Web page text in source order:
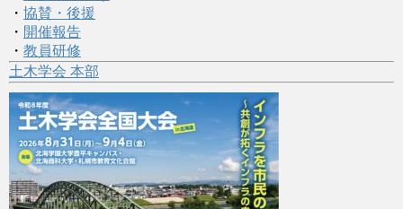
・ 協賛・後援
・ 開催報告
・ 教員研修
土木学会 本部